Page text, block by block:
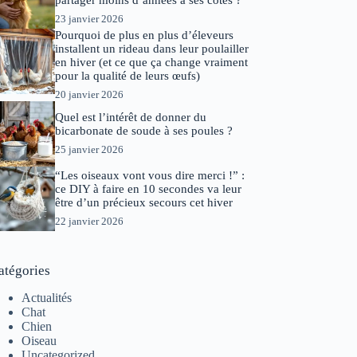
23 janvier 2026
Pourquoi de plus en plus d’éleveurs
installent un rideau dans leur poulailler
en hiver (et ce que ça change vraiment
pour la qualité de leurs œufs)
20 janvier 2026
Quel est l’intérêt de donner du
bicarbonate de soude à ses poules ?
25 janvier 2026
“Les oiseaux vont vous dire merci !” :
ce DIY à faire en 10 secondes va leur
être d’un précieux secours cet hiver
22 janvier 2026
Actualités
Chat
Chien
Oiseau